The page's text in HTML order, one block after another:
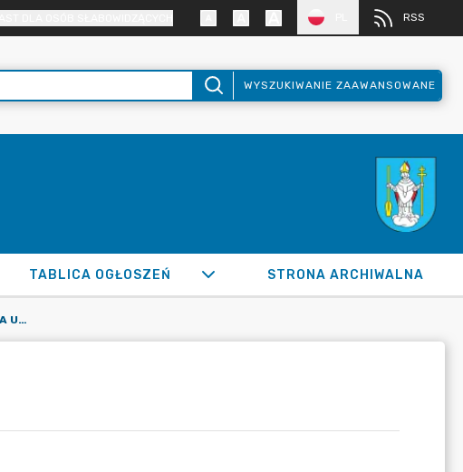
RSS
WYSZUKIWANIE ZAAWANSOWANE
TABLICA OGŁOSZEŃ STRONA ARCHIWALNA
PEŁNOMOCNIK DS. PRZECIWDZIAŁANIA UZALEŻNIENIOM